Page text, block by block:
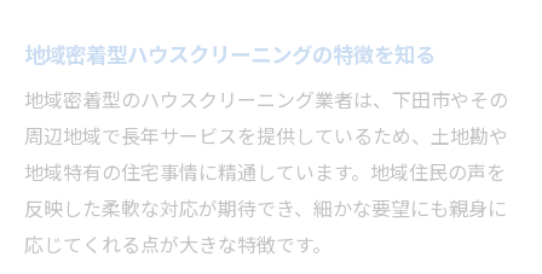
評判を確認して安心して依頼する方法
空室清掃やエアコン洗浄にも強い業者の特徴
空室清掃が得意なハウスクリーニングの条
件
エアコン洗浄技術に自信がある業者の選び
方
地域密着型ハウスクリーニングの特徴を知る
地域密着型のハウスクリーニング業者は、下田市やその
周辺地域で長年サービスを提供しているため、土地勘や
地域特有の住宅事情に精通しています。地域住民の声を
反映した柔軟な対応が期待でき、細かな要望にも親身に
応じてくれる点が大きな特徴です。